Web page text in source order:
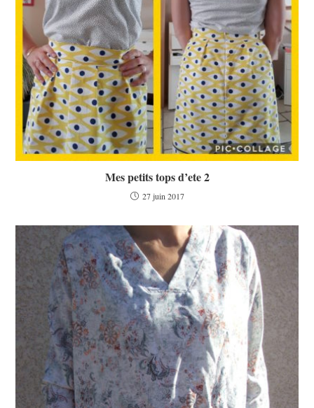
Mes petits tops d’ete 2
27 juin 2017